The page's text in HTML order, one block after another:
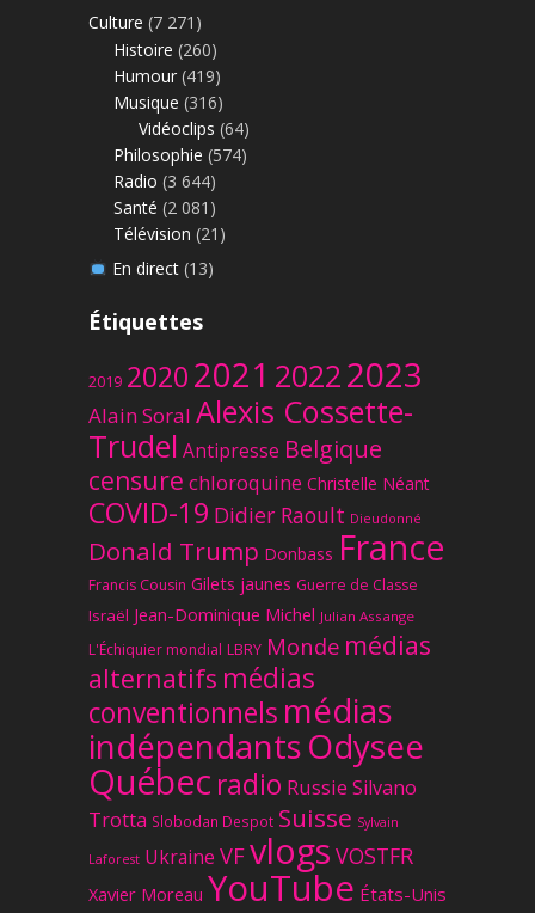
Culture (7 271)
Histoire (260)
Humour (419)
Musique (316)
Vidéoclips (64)
Philosophie (574)
Radio (3 644)
Santé (2 081)
Télévision (21)
En direct(13)
Étiquettes
2019 20202021 20222023
Alain Soral Alexis Cossette-
Trudel Antipresse Belgique
censure chloroquine Christelle Néant
COVID-19 Didier Raoult Dieudonné
Donald Trump Donbass France
Francis Cousin Gilets jaunes Guerre de Classe
Israël Jean-Dominique Michel Julian Assange
L'Échiquier mondial LBRY Monde médias
alternatifs médias
conventionnels médias
indépendantsOdysee
Québec radio Russie Silvano
Trotta Slobodan Despot Suisse Sylvain
Laforest Ukraine VFvlogs VOSTFR
Xavier Moreau YouTube États-Unis